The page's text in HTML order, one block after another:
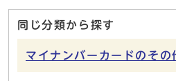
同じ分類から探す
マイナンバーカードのその